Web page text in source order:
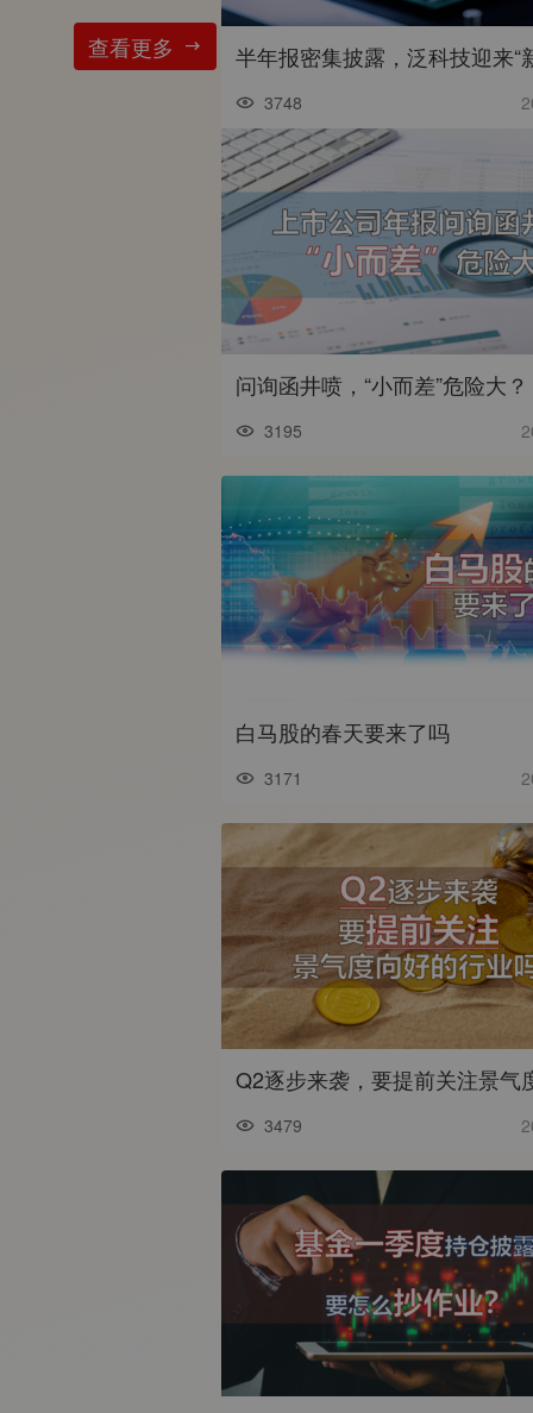
查看更多
3748
问询函井喷，“小而差”危险大？
3195
白马股的春天要来了吗
3171
3479